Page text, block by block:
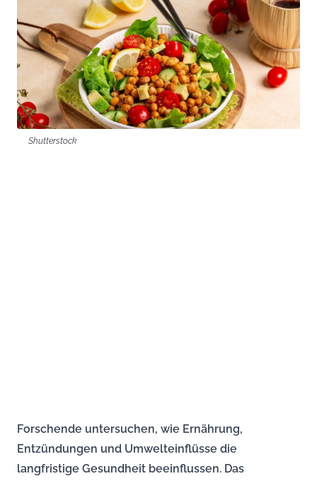
Shutterstock
Forschende untersuchen, wie Ernährung,
Entzündungen und Umwelteinflüsse die
langfristige Gesundheit beeinflussen. Das